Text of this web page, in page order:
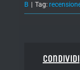
B | Tag: